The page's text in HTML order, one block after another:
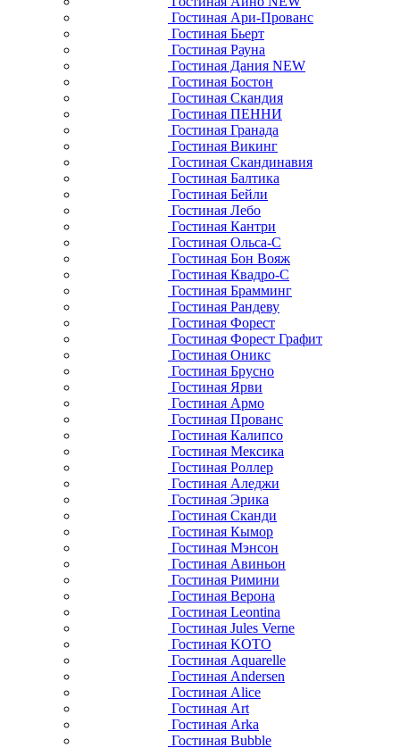
Гостиная Ари-Прованс
Гостиная Бьерт
Гостиная Рауна
Гостиная Дания NEW
Гостиная Бостон
Гостиная Скандия
Гостиная ПЕННИ
Гостиная Гранада
Гостиная Викинг
Гостиная Скандинавия
Гостиная Балтика
Гостиная Бейли
Гостиная Лебо
Гостиная Кантри
Гостиная Ольса-С
Гостиная Бон Вояж
Гостиная Квадро-С
Гостиная Брамминг
Гостиная Рандеву
Гостиная Форест
Гостиная Форест Графит
Гостиная Оникс
Гостиная Брусно
Гостиная Ярви
Гостиная Армо
Гостиная Прованс
Гостиная Калипсо
Гостиная Мексика
Гостиная Роллер
Гостиная Аледжи
Гостиная Эрика
Гостиная Сканди
Гостиная Кымор
Гостиная Мэнсон
Гостиная Авиньон
Гостиная Римини
Гостиная Верона
Гостиная Leontina
Гостиная Jules Verne
Гостиная KOTO
Гостиная Aquarelle
Гостиная Andersen
Гостиная Alice
Гостиная Art
Гостиная Arka
Гостиная Bubble